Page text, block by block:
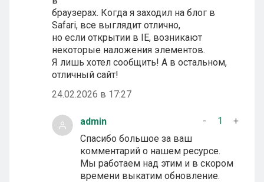
браузерах. Когда я заходил на блог в
Safari, все выглядит отлично,
но если открытии в IE, возникают
некоторые наложения элементов.
Я лишь хотел сообщить! А в остальном,
отличный сайт!
24.02.2026 в 17:27
admin - 1
+
Спасибо большое за ваш
комментарий о нашем ресурсе.
Мы работаем над этим и в скором
времени выкатим обновление.